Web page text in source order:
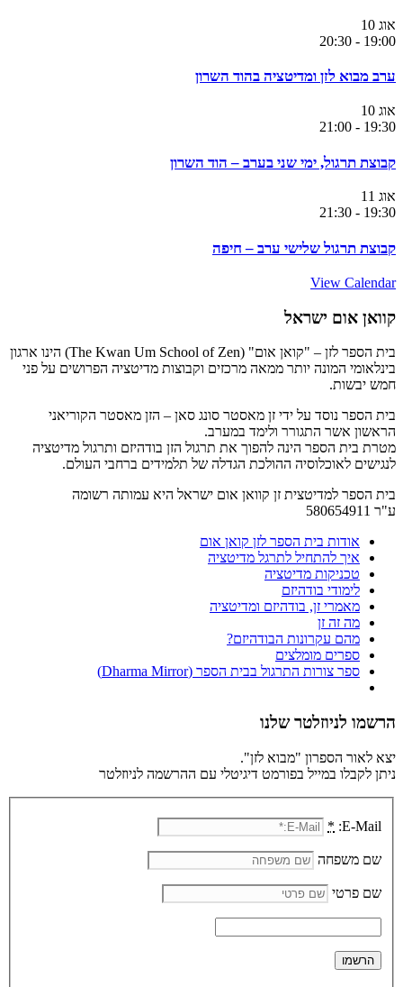
אוג 10
19:00
-
20:30
ערב מבוא לזן ומדיטציה בהוד השרון
אוג 10
19:30
-
21:00
קבוצת תרגול, ימי שני בערב – הוד השרון
אוג 11
19:30
-
21:30
קבוצת תרגול שלישי ערב – חיפה
View Calendar
קוואן אום ישראל
בית הספר לזן – "קואן אום" (The Kwan Um School of Zen) הינו ארגון
בינלאומי המונה יותר ממאה מרכזים וקבוצות מדיטציה הפרושים על פני
חמש יבשות.
בית הספר נוסד על ידי זן מאסטר סונג סאן – הזן מאסטר הקוריאני
הראשון אשר התגורר ולימד במערב.
מטרת בית הספר הינה להפוך את תרגול הזן בודהיזם ותרגול מדיטציה
לנגישים לאוכלוסיה ההולכת הגדלה של תלמידים ברחבי העולם.
בית הספר למדיטצית זן קוואן אום ישראל היא עמותה רשומה
ע"ר 580654911
אודות בית הספר לזן קואן אום
איך להתחיל לתרגל מדיטציה
טכניקות מדיטציה
לימודי בודהיזם
מאמרי זן, בודהיזם ומדיטציה
מה זה זן
מהם עקרונות הבודהיזם?
ספרים מומלצים
ספר צורות התרגול בבית הספר (Dharma Mirror)
הרשמו לניוזלטר שלנו
יצא לאור הספרון "מבוא לזן".
ניתן לקבלו במייל בפורמט דיגיטלי עם ההרשמה לניוזלטר
E-Mail:
*
שם משפחה
שם פרטי